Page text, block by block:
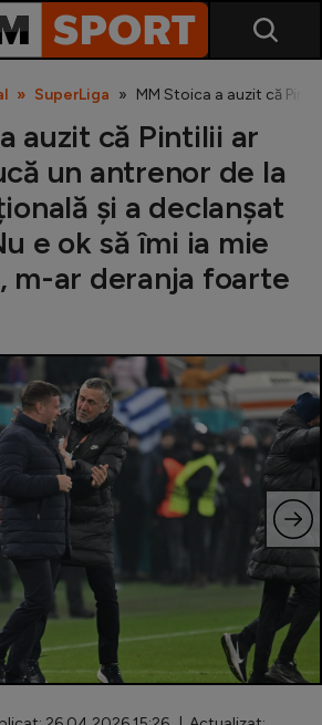
României
Națională
feminin
SuperLiga MM Stoica a auzit că
auzit că Pintilii ar
un antrenor de la
și a declanșat
e ok să îmi ia mie
m-ar deranja foarte